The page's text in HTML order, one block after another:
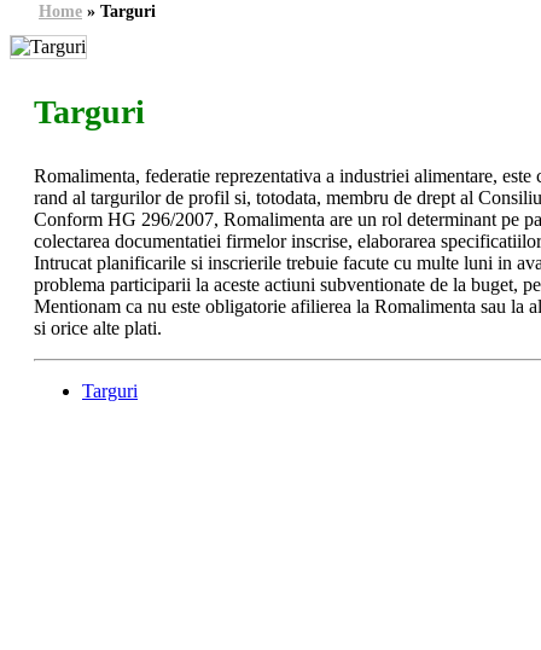
Home » Targuri
Targuri
Romalimenta, federatie reprezentativa a industriei alimentare,
rand al targurilor de profil si, totodata, membru de drept al
Conform HG 296/2007, Romalimenta are un rol determinant pe
colectarea documentatiei firmelor inscrise, elaborarea
Intrucat planificarile si inscrierile trebuie facute cu multe luni in
problema participarii la aceste actiuni subventionate de la buget,
Mentionam ca nu este obligatorie afilierea la Romalimenta sau la
si orice alte plati.
Targuri